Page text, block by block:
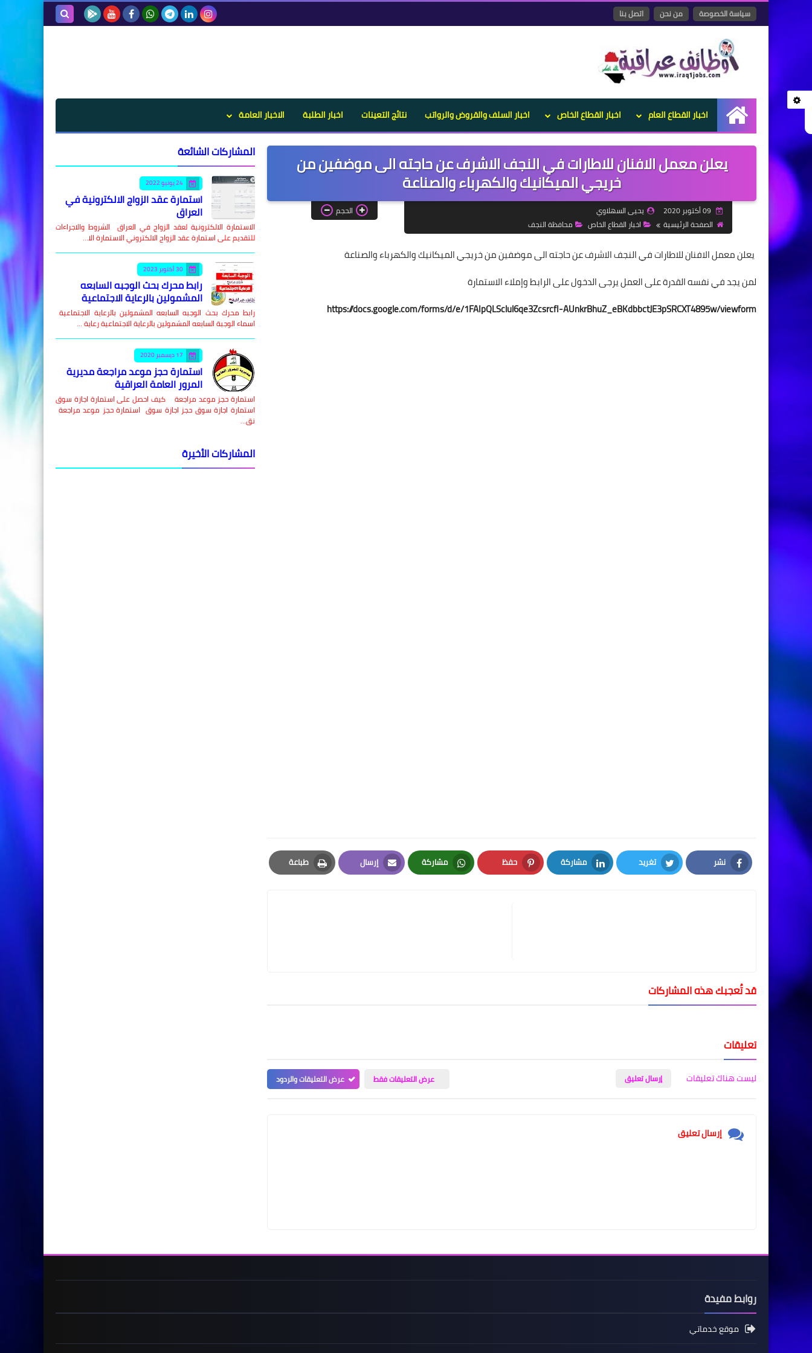
سياسة الخصوصة من نحن اتصل بنا
الرئيسية
اخبار القطاع العام اخبار القطاع الخاص اخبار السلف والقروض والرواتب نتائج التعينات اخبار الطلبة الاخبار العامة
يعلن معمل الافنان للاطارات في النجف الاشرف عن حاجته الى موضفين من
خريجي الميكانيك والكهرباء والصناعة
يحيى السهلاوي
الصفحة الرئيسية
اخبار القطاع الخاص محافظة النجف
الحجم
يعلن معمل الافنان للاطارات في النجف الاشرف عن حاجته الى موضفين من خريجي الميكانيك والكهرباء والصناعة
لمن يجد في نفسه القدرة على العمل يرجى الدخول على الرابط وإملاء الاستمارة
https://docs.google.com/forms/d/e/1FAIpQLSclul6qe3ZcsrcfI-AUnkrBhuZ_eBKdbbctJE3pSRCXT4895w/viewform
نشر
Facebook
تغريد
Twitter
مشاركة
LinkedIn
حفظ
Pinterest
مشاركة
Whatsapp
إرسال
Email
طباعة
Print
قد تُعجبك هذه المشاركات
تعليقات
ليست هناك تعليقات إرسال تعليق عرض التعليقات فقط عرض التعليقات والردود
إرسال تعليق
المشاركات الشائعة
24 يونيو 2022
استمارة عقد الزواج الالكترونية في
العراق
الاستمارة الالكترونية لعقد الزواج في العراق الشروط والاجراءات
للتقديم على استمارة عقد الزواج الالكتروني الاستمارة الا…
30 أكتوبر 2023
رابط محرك بحث الوجبه السابعه
المشمولين بالرعاية الاجتماعية
رابط محرك بحث الوجبه السابعه المشمولين بالرعاية الاجتماعية
اسماء الوجبة السابعه المشمولين بالرعاية الاجتماعية رعاية …
17 ديسمبر 2020
استمارة حجز موعد مراجعة مديرية
المرور العامة العراقية
استمارة حجز موعد مراجعة كيف احصل على استمارة اجازة سوق
استمارة اجازة سوق حجز اجازة سوق استمارة حجز موعد مراجعة
نق…
المشاركات الأخيرة
روابط مفيدة
موقع خدماتي